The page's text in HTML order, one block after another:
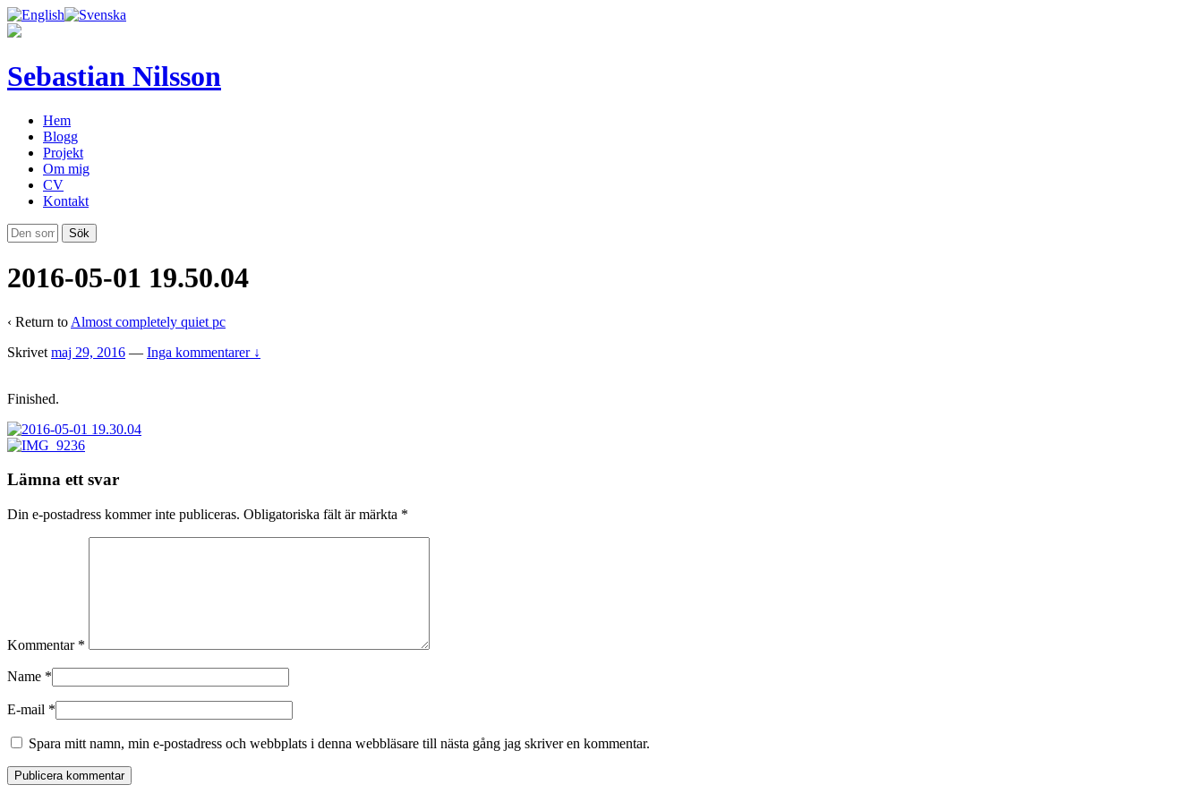
Sebastian Nilsson
Hem
Blogg
Projekt
Om mig
CV
Kontakt
2016-05-01 19.50.04
‹ Return to Almost completely quiet pc
Skrivet maj 29, 2016 — Inga kommentarer ↓
Finished.
Lämna ett svar
Din e-postadress kommer inte publiceras. Obligatoriska fält är märkta *
Kommentar *
Name *
E-mail *
Spara mitt namn, min e-postadress och webbplats i denna webbläsare till nästa gång jag skriver en kommentar.